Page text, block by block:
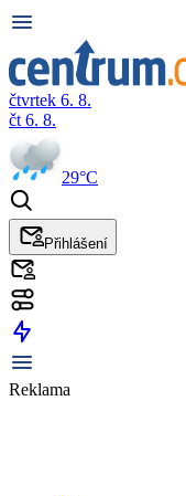
čtvrtek 6. 8.
čt 6. 8.
29°C
Přihlášení
Reklama